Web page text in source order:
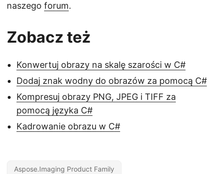
naszego forum.
Zobacz też
Konwertuj obrazy na skalę szarości w C#
Dodaj znak wodny do obrazów za pomocą C#
Kompresuj obrazy PNG, JPEG i TIFF za
pomocą języka C#
Kadrowanie obrazu w C#
Aspose.Imaging Product Family